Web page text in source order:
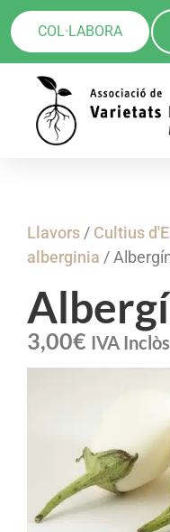
COL·LABORA
Llavors / Cultius
alberginia /
3,00€ IVA Inclòs